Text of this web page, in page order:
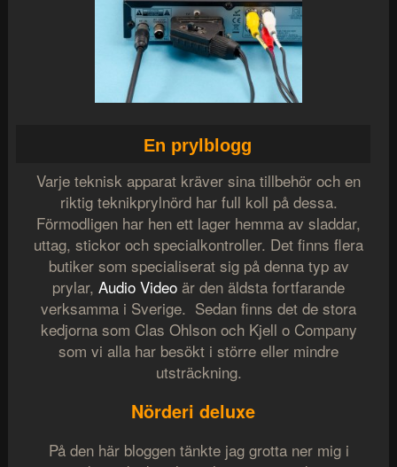
En prylblogg
Varje teknisk apparat kräver sina tillbehör och en
riktig teknikprylnörd har full koll på dessa.
Förmodligen har hen ett lager hemma av sladdar,
uttag, stickor och specialkontroller. Det finns flera
butiker som specialiserat sig på denna typ av
prylar,Audio Video är den äldsta fortfarande
verksamma i Sverige. Sedan finns det de stora
kedjorna som Clas Ohlson och Kjell o Company
som vi alla har besökt i större eller mindre
utsträckning.
Nörderi deluxe
På den här bloggen tänkte jag grotta ner mig i